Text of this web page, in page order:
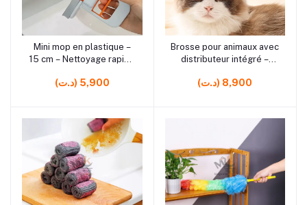
rrrrrr1
Ajouter au panier
Mini mop en plastique –
15 cm – Nettoyage rapide
(د.ت) 5,900
rrrrrr4 rrrrrr5
Ajouter au panier
Brosse pour animaux avec
distributeur intégré –
pelage
(د.ت) 8,900